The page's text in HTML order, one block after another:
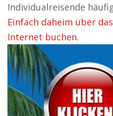
Individualreisende
Einfach daheim über
Internet buchen.